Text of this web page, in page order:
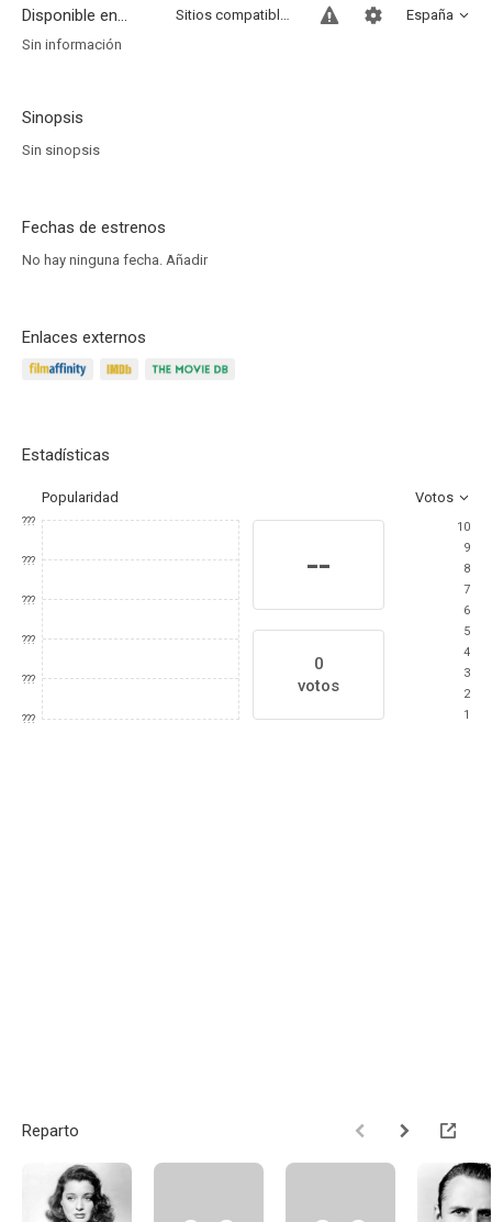
Disponible en... España
Sitios compatibles
Sin información
Sinopsis
Sin sinopsis
Fechas de estrenos
No hay ninguna fecha. Añadir
Enlaces externos
Estadísticas
Popularidad Votos
???
???
???
???
???
???
--
0
votos
10
9
8
7
6
5
4
3
2
1
Reparto